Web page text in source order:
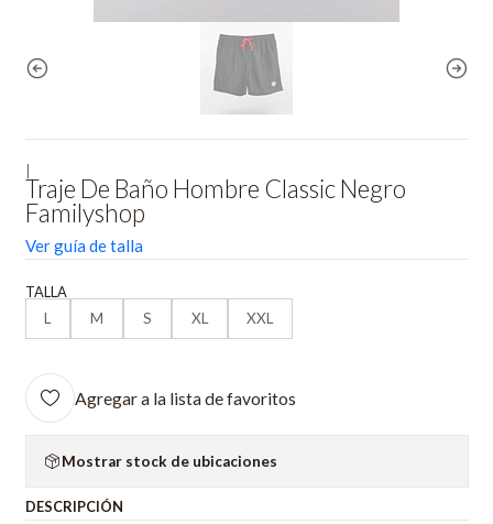
Traje De Baño Hombre Classic Negro
Familyshop
Ver guía de talla
TALLA
L
M S XL XXL
Agregar a la lista de favoritos
Mostrar stock de ubicaciones
DESCRIPCIÓN